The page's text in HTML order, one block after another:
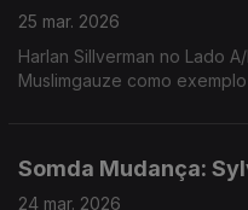
25 mar. 2026
Harlan Sillverman no Lado
Muslimgauze como
Somda Mudança:
24 mar. 2026